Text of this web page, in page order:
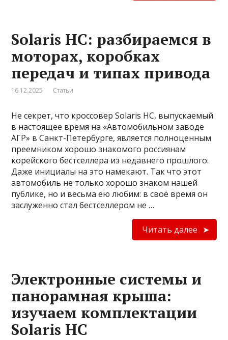
Solaris HC: разбираемся в
моторах, коробках
передач и типах привода
16.12.2025 Статьи
Не секрет, что кроссовер Solaris HC, выпускаемый
в настоящее время на «Автомобильном заводе
АГР» в Санкт-Петербурге, является полноценным
преемником хорошо знакомого россиянам
корейского бестселлера из недавнего прошлого.
Даже инициалы на это намекают. Так что этот
автомобиль не только хорошо знаком нашей
публике, но и весьма ею любим: в своё время он
заслуженно стал бестселлером не …
Читать далее
Электронные системы и
панорамная крыша:
изучаем комплектации
Solaris HC